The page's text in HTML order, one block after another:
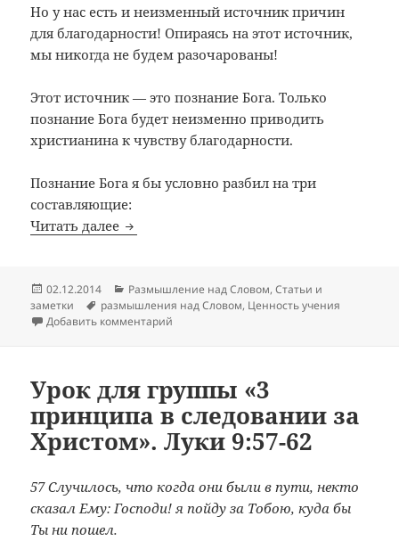
Но у нас есть и неизменный источник причин
для благодарности! Опираясь на этот источник,
мы никогда не будем разочарованы!
Этот источник — это познание Бога. Только
познание Бога будет неизменно приводить
христианина к чувству благодарности.
Познание Бога я бы условно разбил на три
составляющие:
Читать далее Неизменный повод для благодарности.
Опубликовано
02.12.2014 Рубрики
Размышление над Словом,Статьи и
заметки
Метки
размышления над Словом, Ценность учения
Добавить комментарий
Урок для группы «3
принципа в следовании за
Христом». Луки 9:57-62
57 Случилось, что когда они были в пути, некто
сказал Ему: Господи! я пойду за Тобою, куда бы
Ты ни пошел.